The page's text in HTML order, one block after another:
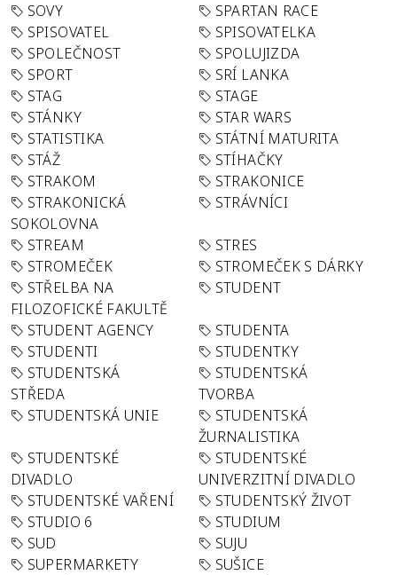
SOVY
SPARTAN RACE
SPISOVATEL
SPISOVATELKA
SPOLEČNOST
SPOLUJIZDA
SPORT
SRÍ LANKA
STAG
STAGE
STÁNKY
STAR WARS
STATISTIKA
STÁTNÍ MATURITA
STÁŽ
STÍHAČKY
STRAKOM
STRAKONICE
STRAKONICKÁ
SOKOLOVNA
STRÁVNÍCI
STREAM
STRES
STROMEČEK
STROMEČEK S DÁRKY
STŘELBA NA
FILOZOFICKÉ FAKULTĚ
STUDENT
STUDENT AGENCY
STUDENTA
STUDENTI
STUDENTKY
STUDENTSKÁ
STŘEDA
STUDENTSKÁ
TVORBA
STUDENTSKÁ UNIE
STUDENTSKÁ
ŽURNALISTIKA
STUDENTSKÉ
DIVADLO
STUDENTSKÉ
UNIVERZITNÍ DIVADLO
STUDENTSKÉ VAŘENÍ
STUDENTSKÝ ŽIVOT
STUDIO 6
STUDIUM
SUD
SUJU
SUPERMARKETY
SUŠICE